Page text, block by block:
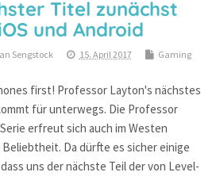
Titel zunächst
und Android
Sengstock 15. April 2017
Gaming
first! Professor Layton's nächstes
für unterwegs. Die Professor
erfreut sich auch im Westen
Da dürfte es sicher einige
uns der nächste Teil der von Level-